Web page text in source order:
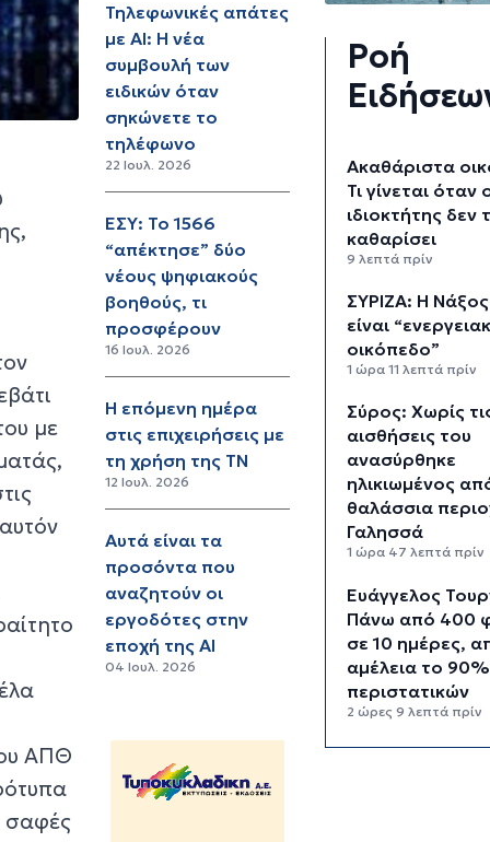
με
ΑΠΘ
σαφές
Τηλεφωνικές απάτες
με AI: Η νέα
συμβουλή των
ειδικών όταν
σηκώνετε το
τηλέφωνο
22 Ιουλ. 2026
ΕΣΥ: Το 1566
“απέκτησε” δύο
νέους ψηφιακούς
βοηθούς, τι
προσφέρουν
16 Ιουλ. 2026
Η επόμενη ημέρα
στις επιχειρήσεις με
τη χρήση της ΤΝ
12 Ιουλ. 2026
Αυτά είναι τα
προσόντα που
αναζητούν οι
εργοδότες στην
εποχή της ΑΙ
04 Ιουλ. 2026
Ροή
Ακαθάριστα
Τι γίνεται όταν
ιδιοκτήτης δεν
καθαρίσει
9 λεπτά πρίν
ΣΥΡΙΖΑ: Η
είναι
οικόπεδο”
1 ώρα 11 λεπτά πρίν
Σύρος: Χωρίς
αισθήσεις του
ανασύρθηκε
ηλικιωμένος
θαλάσσια
Γαλησσά
1 ώρα 47 λεπτά πρίν
Ευάγγελος
Πάνω από 400
σε 10 ημέρες,
αμέλεια το
περιστατικών
2 ώρες 9 λεπτά πρίν
Πολύ υψηλός